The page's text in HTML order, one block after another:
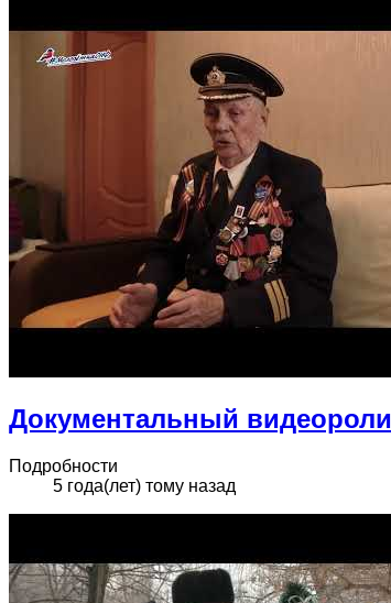
Документальный
Подробности
5 года(лет) тому назад